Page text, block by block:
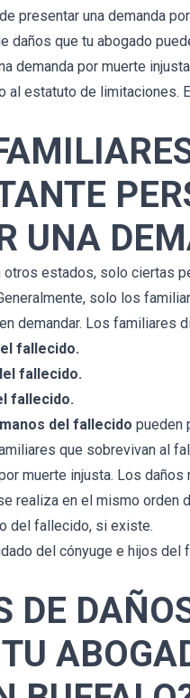
presentar una demanda
daños que tu abogado
demanda por muerte
al estatuto de limitaciones.
UNA
otros estados, solo ciertas
solo los
demandar. Los familiares
fallecido.
fallecido.
fallecido.
del fallecido pueden
que sobrevivan al
muerte injusta. Los
realiza en el mismo orden
del fallecido, si existe.
del cónyuge e hijos del
DE
esfuerzos en mi caso.
complacida (y
con la cantidad del
los fondos
a pagar la deuda del
tuvimos que comprar
que el nuestro fuera
nuevamente!